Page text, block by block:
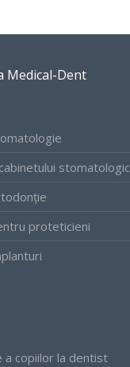
Medical-Dent
stomatologic
proteticieni
a copiilor la dentist